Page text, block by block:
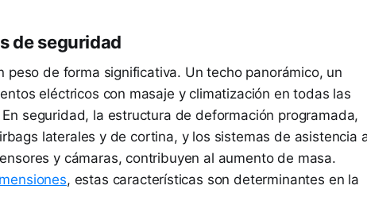
de seguridad
peso de forma significativa. Un techo panorámico, un
eléctricos con masaje y climatización en todas las
seguridad, la estructura de deformación programada,
laterales y de cortina, y los sistemas de asistencia
y cámaras, contribuyen al aumento de masa.
, estas características son determinantes en la